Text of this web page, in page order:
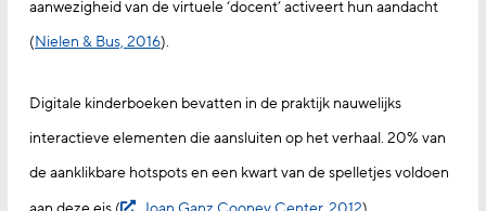
aanwezigheid van de virtuele ‘docent’ activeert hun aandacht
(Nielen & Bus, 2016).
Digitale kinderboeken bevatten in de praktijk nauwelijks
interactieve elementen die aansluiten op het verhaal. 20% van
de aanklikbare hotspots en een kwart van de spelletjes voldoen